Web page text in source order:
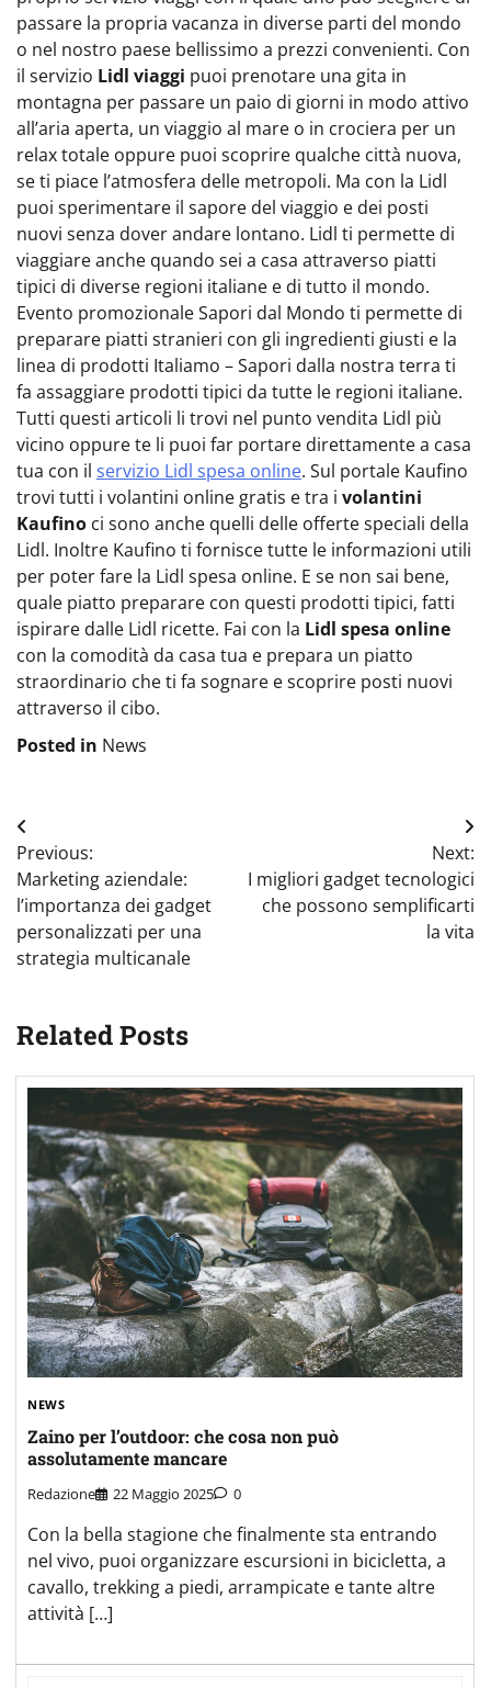
passare la propria vacanza in diverse parti del mondo
o nel nostro paese bellissimo a prezzi convenienti. Con
il servizio Lidl viaggi puoi prenotare una gita in
montagna per passare un paio di giorni in modo attivo
all’aria aperta, un viaggio al mare o in crociera per un
relax totale oppure puoi scoprire qualche città nuova,
se ti piace l’atmosfera delle metropoli. Ma con la Lidl
puoi sperimentare il sapore del viaggio e dei posti
nuovi senza dover andare lontano. Lidl ti permette di
viaggiare anche quando sei a casa attraverso piatti
tipici di diverse regioni italiane e di tutto il mondo.
Evento promozionale Sapori dal Mondo ti permette di
preparare piatti stranieri con gli ingredienti giusti e la
linea di prodotti Italiamo –⁠⁠⁠ Sapori dalla nostra terra ti
fa assaggiare prodotti tipici da tutte le regioni italiane.
Tutti questi articoli li trovi nel punto vendita Lidl più
vicino oppure te li puoi far portare direttamente a casa
tua con il servizio Lidl spesa online. Sul portale Kaufino
trovi tutti i volantini online gratis e tra i volantini
Kaufino ci sono anche quelli delle offerte speciali della
Lidl. Inoltre Kaufino ti fornisce tutte le informazioni utili
per poter fare la Lidl spesa online. E se non sai bene,
quale piatto preparare con questi prodotti tipici, fatti
ispirare dalle Lidl ricette. Fai con la Lidl spesa online
con la comodità da casa tua e prepara un piatto
straordinario che ti fa sognare e scoprire posti nuovi
attraverso il cibo.
Posted in News
Navigazione
articoli
Previous:
Marketing aziendale:
l’importanza dei gadget
personalizzati per una
strategia multicanale
Next:
I migliori gadget tecnologici
che possono semplificarti
la vita
Related Posts
NEWS
Zaino per l’outdoor: che cosa non può
assolutamente mancare
Redazione 22 Maggio 2025 0
Con la bella stagione che finalmente sta entrando
nel vivo, puoi organizzare escursioni in bicicletta, a
cavallo, trekking a piedi, arrampicate e tante altre
attività […]